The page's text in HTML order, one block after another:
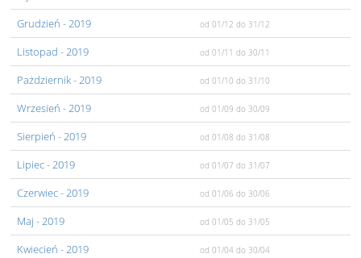
Grudzień - 2019 od 01/12 do 31/12
Listopad - 2019 od 01/11 do 30/11
Pażdziernik- 2019 od 01/10 do 31/10
Wrzesień - 2019 od 01/09 do 30/09
Sierpień - 2019 od 01/08 do 31/08
Lipiec- 2019 od 01/07 do 31/07
Czerwiec- 2019 od 01/06 do 30/06
Maj - 2019 od 01/05 do 31/05
Kwiecień - 2019 od 01/04 do 30/04